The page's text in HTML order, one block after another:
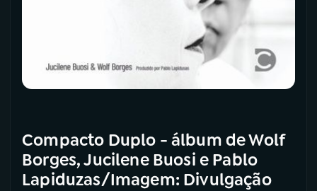
Compacto Duplo - álbum de Wolf
Borges, Jucilene Buosi e Pablo
Lapiduzas/Imagem: Divulgação